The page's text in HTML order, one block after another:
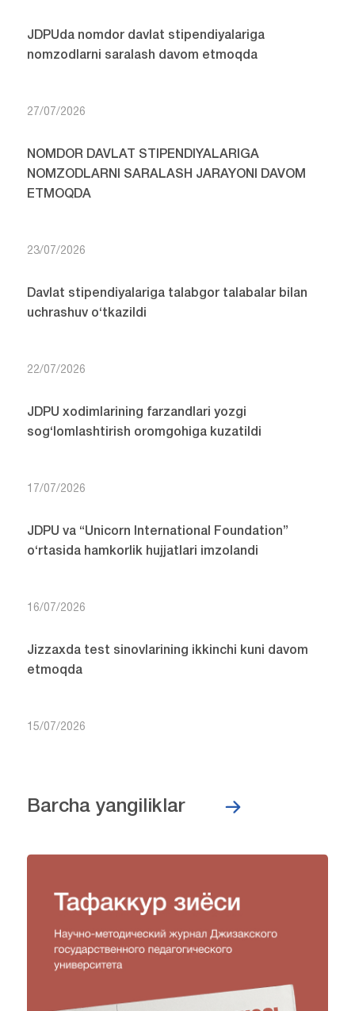
JDPUda nomdor davlat stipendiyalariga
nomzodlarni saralash davom etmoqda
27/07/2026
NOMDOR DAVLAT STIPENDIYALARIGA
NOMZODLARNI SARALASH JARAYONI DAVOM
ETMOQDA
23/07/2026
Davlat stipendiyalariga talabgor talabalar bilan
uchrashuv o‘tkazildi
22/07/2026
JDPU xodimlarining farzandlari yozgi
sog‘lomlashtirish oromgohiga kuzatildi
17/07/2026
JDPU va “Unicorn International Foundation”
o‘rtasida hamkorlik hujjatlari imzolandi
16/07/2026
Jizzaxda test sinovlarining ikkinchi kuni davom
etmoqda
15/07/2026
Barcha yangiliklar